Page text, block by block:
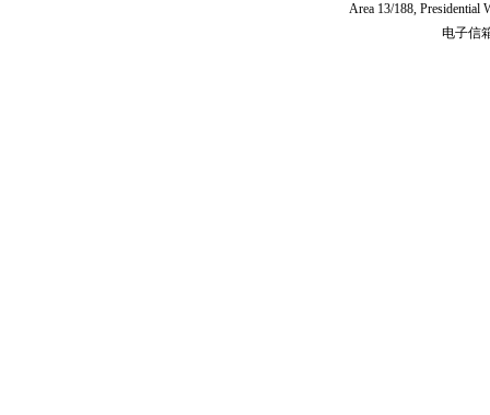
Area 13/188, Presidential
电子信